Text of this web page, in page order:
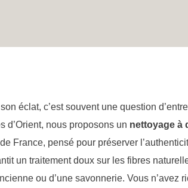
éclat, c’est souvent une question
d’Orient, nous proposons un nettoyage à
France, pensé pour préserver
un traitement doux sur les fibres
ou d’une savonnerie. Vous n’avez